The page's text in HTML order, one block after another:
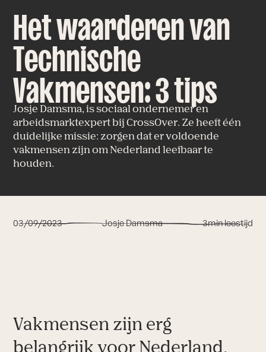
Hetwaarderenvan
Technische
Vakmensen:3tips
Josje Damsma, issociaal ondernemeren
arbeidsmarktexpertbij CrossOver. Ze heeftéén
duidelijke missie: zorgen datervoldoende
vakmensen zijn om Nederland leefbaarte
houden.
03/09/2023 Josje Damsma 3min leestijd
Vakmensen zijn erg
belangrijk voor Nederland.